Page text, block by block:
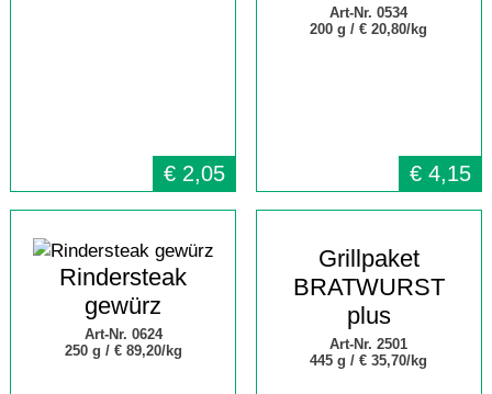
€ 2,05
Art-Nr. 0534
200 g /€ 20,80/kg
€ 4,15
Rindersteak
gewürz
Art-Nr. 0624
250 g / € 89,20/kg
Grillpaket
BRATWURST
plus
Art-Nr. 2501
445 g /€ 35,70/kg